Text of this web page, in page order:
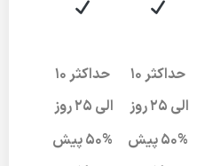
حداکثر 10
الی 25 روز
حداکثر 10
الی 25 روز
50% پیش
50% پیش